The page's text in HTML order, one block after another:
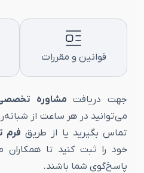
قوانین و مقررات
جهت دریافت مشاوره
می‌توانید در هر ساعت از
تماس بگیرید یا از طریق فرم
خود را ثبت کنید تا همکاران
پاسخ‌گوی شما باشند.